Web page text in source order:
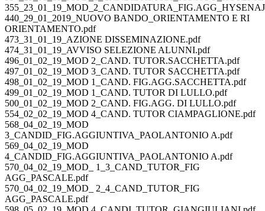
440_29_01_2019_NUOVO BANDO_ORIENTAMENTO E RI
ORIENTAMENTO.pdf
473_31_01_19_AZIONE DISSEMINAZIONE.pdf
474_31_01_19_AVVISO SELEZIONE ALUNNI.pdf
496_01_02_19_MOD 2_CAND. TUTOR.SACCHETTA.pdf
497_01_02_19_MOD 3_CAND. TUTOR SACCHETTA.pdf
498_01_02_19_MOD 1_CAND. FIG.AGG.SACCHETTA.pdf
499_01_02_19_MOD 1_CAND. TUTOR DI LULLO.pdf
500_01_02_19_MOD 2_CAND. FIG.AGG. DI LULLO.pdf
554_02_02_19_MOD 4_CAND. TUTOR CIAMPAGLIONE.pdf
568_04_02_19_MOD
3_CANDID_FIG.AGGIUNTIVA_PAOLANTONIO A.pdf
569_04_02_19_MOD
4_CANDID_FIG.AGGIUNTIVA_PAOLANTONIO A.pdf
570_04_02_19_MOD_ 1_3_CAND_TUTOR_FIG
AGG_PASCALE.pdf
570_04_02_19_MOD_ 2_4_CAND_TUTOR_FIG
AGG_PASCALE.pdf